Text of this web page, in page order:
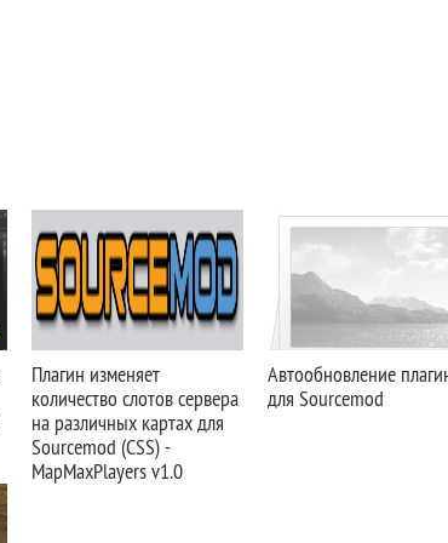
Плагин изменяет
количество слотов сервера
на различных картах для
Sourcemod (CSS) -
MapMaxPlayers v1.0
Автообновление
для Sourcemod